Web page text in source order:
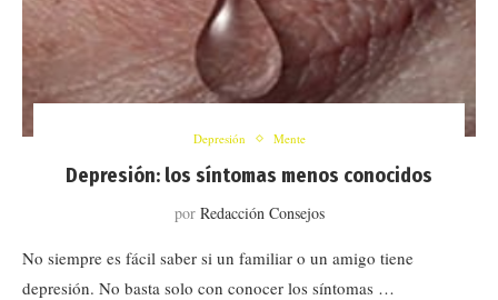
Depresión Mente
Depresión: los síntomas menos conocidos
por Redacción Consejos
No siempre es fácil saber si un familiar o un amigo tiene
depresión. No basta solo con conocer los síntomas …